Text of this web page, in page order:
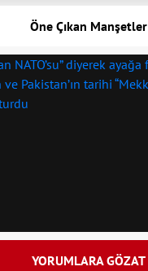
Öne Çıkan Manşetler
YORUMLARA GÖZAT